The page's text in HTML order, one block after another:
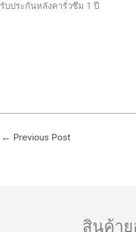
รับประกันหลังคารั่วซึม 1 ปี
← Previous Post
สินค้า